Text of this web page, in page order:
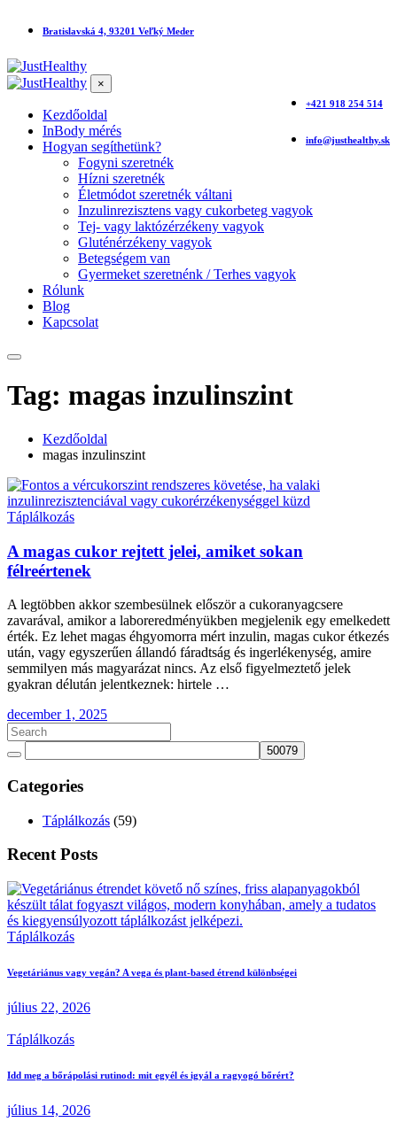
Bratislavská 4, 93201 Veľký Meder
+421 918 254 514
info@justhealthy.sk
×
Kezdőoldal
InBody mérés
Hogyan segíthetünk?
Fogyni szeretnék
Hízni szeretnék
Életmódot szeretnék váltani
Inzulinrezisztens vagy cukorbeteg vagyok
Tej- vagy laktózérzékeny vagyok
Gluténérzékeny vagyok
Betegségem van
Gyermeket szeretnénk / Terhes vagyok
Rólunk
Blog
Kapcsolat
Tag: magas inzulinszint
Kezdőoldal
magas inzulinszint
Táplálkozás
A magas cukor rejtett jelei, amiket sokan
félreértenek
A legtöbben akkor szembesülnek először a cukoranyagcsere
zavarával, amikor a laboreredményükben megjelenik egy emelkedett
érték. Ez lehet magas éhgyomorra mért inzulin, magas cukor étkezés
után, vagy egyszerűen állandó fáradtság és ingerlékenység, amire
semmilyen más magyarázat nincs. Az első figyelmeztető jelek
gyakran délután jelentkeznek: hirtele …
december 1, 2025
Categories
Táplálkozás (59)
Recent Posts
Táplálkozás
Vegetáriánus vagy vegán? A vega és plant-based étrend különbségei
július 22, 2026
Táplálkozás
Idd meg a bőrápolási rutinod: mit egyél és igyál a ragyogó bőrért?
július 14, 2026